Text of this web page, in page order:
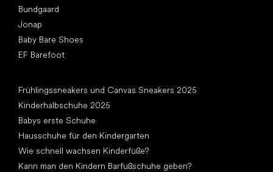
Bundgaard
Jonap
Baby Bare Shoes
EF Barefoot
Frühlingssneakers und Canvas Sneakers 2025
Kinderhalbschuhe 2025
Babys erste Schuhe
Hausschuhe für den Kindergarten
Wie schnell wachsen Kinderfüße?
Kann man den Kindern Barfußschuhe geben?